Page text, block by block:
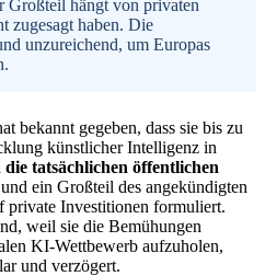
Großteil hängt von privaten
zugesagt haben. Die
unzureichend, um Europas
bekannt gegeben, dass sie bis zu
künstlicher Intelligenz in
die tatsächlichen öffentlichen
ein Großteil des angekündigten
private Investitionen formuliert.
weil sie die Bemühungen
KI-Wettbewerb aufzuholen,
und verzögert.